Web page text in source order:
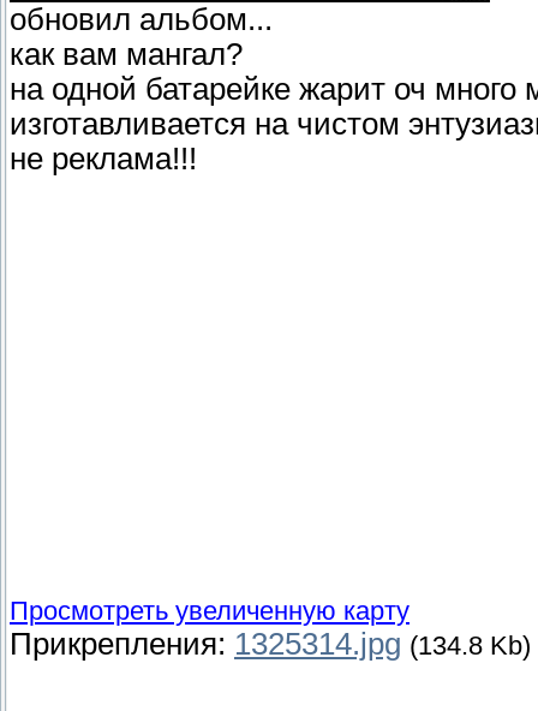
обновил альбом...
как вам мангал?
на одной батарейке жарит оч много
изготавливается на чистом
не реклама!!!
Просмотреть увеличенную карту
Прикрепления: 1325314.jpg (134.8 Kb)